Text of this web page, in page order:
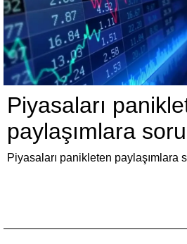
Piyasaları
paylaşımlara
Piyasaları panikleten paylaşımlara